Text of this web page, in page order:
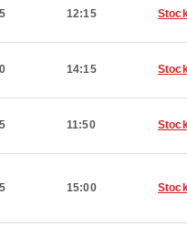
12:15
14:15
11:50
15:00